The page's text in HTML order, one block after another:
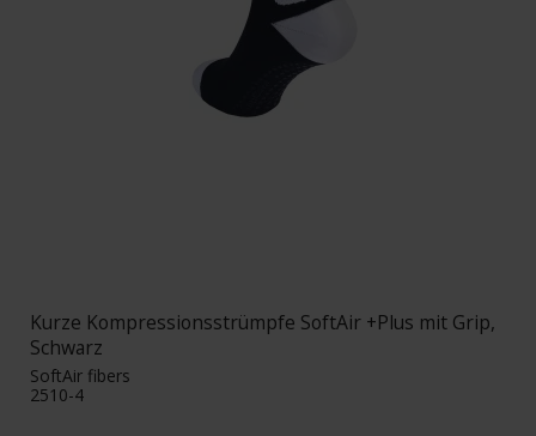
Kurze Kompressionsstrümpfe SoftAir +Plus mit Grip,
Schwarz
SoftAir fibers
2510-4